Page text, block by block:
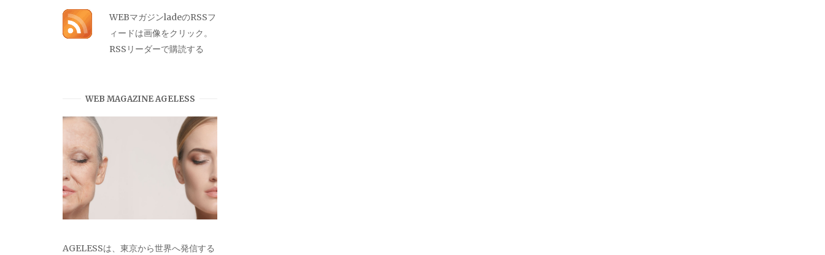
WEBマガジンladeのRSSフ
ィードは画像をクリック。
RSSリーダーで購読する
WEB MAGAZINE AGELESS
AGELESSは、東京から世界へ発信する